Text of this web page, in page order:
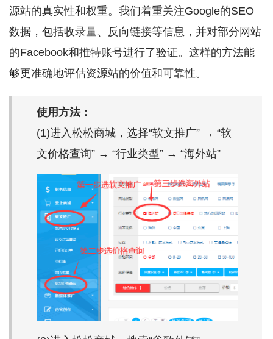
源站的真实性和权重。我们着重关注Google的SEO
数据，包括收录量、反向链接等信息，并对部分网站
的Facebook和推特账号进行了验证。这样的方法能
够更准确地评估资源站的价值和可靠性。
使用方法：
(1)进入松松商城，选择“软文推广” → “软
文价格查询” → “行业类型” → “海外站”